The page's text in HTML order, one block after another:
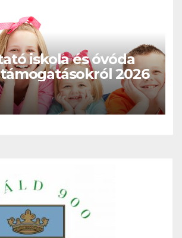
iskola és óvóda
2026